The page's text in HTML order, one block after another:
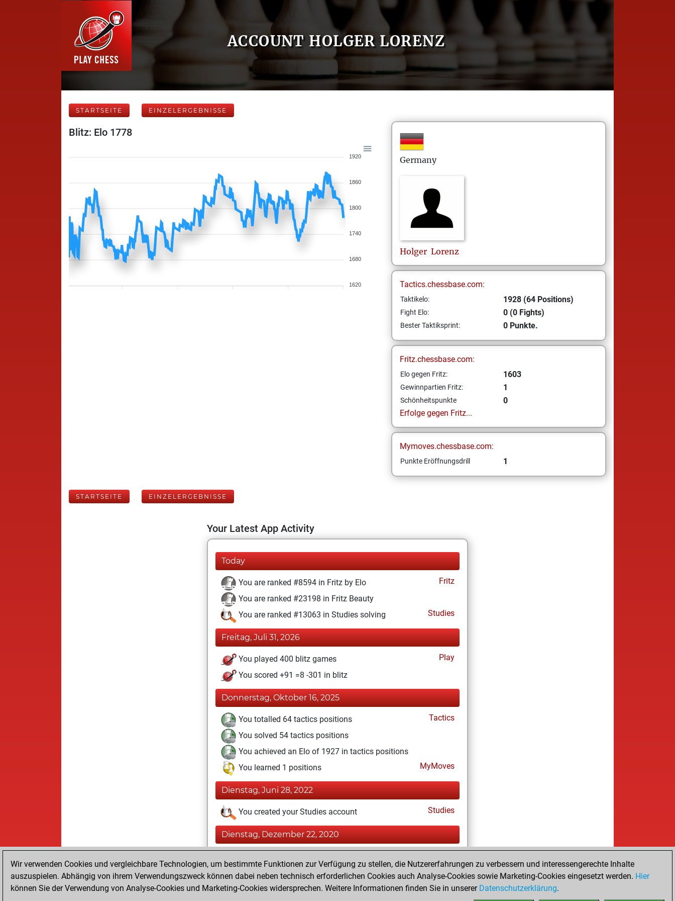
ACCOUNT HOLGER LORENZ
STARTSEITE EINZELERGEBNISSE
Blitz: Elo 1778
1920
1860
1800
1740
1680
1620
Germany
Holger Lorenz
Tactics.chessbase.com:
Taktikelo: 1928 (64 Positions)
Fight Elo: 0 (0 Fights)
Bester Taktiksprint: 0 Punkte.
Fritz.chessbase.com:
Elo gegen Fritz: 1603
Gewinnpartien Fritz: 1
Schönheitspunkte
0
Erfolge gegen Fritz...
Mymoves.chessbase.com:
Punkte Eröffnungsdrill 1
STARTSEITE EINZELERGEBNISSE
Your Latest App Activity
Today
You are ranked #8594 in Fritz by Elo
Fritz
You are ranked #23198 in Fritz Beauty
You are ranked #13063 in Studies solving
Studies
Freitag, Juli 31, 2026
You played 400 blitz games
Play
You scored +91 =8 -301 in blitz
Donnerstag, Oktober 16, 2025
You totalled 64 tactics positions
Tactics
You solved 54 tactics positions
You achieved an Elo of 1927 in tactics positions
You learned 1 positions
MyMoves
Dienstag, Juni 28, 2022
You created your Studies account Studies
Dienstag, Dezember 22, 2020
You achieved a new Elo of 1603
You created your Fritz account
Wir verwenden Cookies und vergleichbare Technologien, um bestimmte Funktionen zur Verfügung zu stellen, die Nutzererfahrungen zu verbessern und interessengerechte Inhalte
auszuspielen. Abhängig von ihrem Verwendungszweck können dabei neben technisch erforderlichen Cookies auch Analyse-Cookies sowie Marketing-Cookies eingesetzt werden. Hier
können Sie der Verwendung von Analyse-Cookies und Marketing-Cookies widersprechen. Weitere Informationen finden Sie in unserer Datenschutzerklärung.